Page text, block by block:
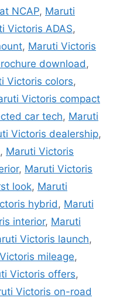
NCAP, Maruti
Victoris ADAS,
, Maruti Victoris
download ,
Victoris colors,
Victoris compact
car tech, Maruti
Victoris dealership,
, Maruti Victoris
, Maruti Victoris
look, Maruti
hybrid, Maruti
interior, Maruti
Victoris launch,
mileage,
Victoris offers,
Victoris on-road